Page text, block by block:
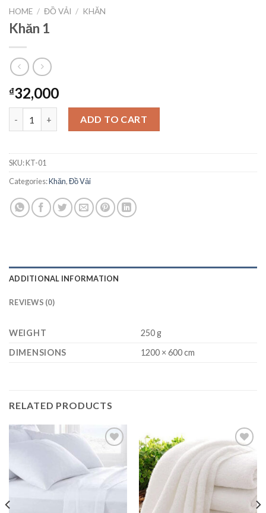
HOME / ĐỒ VẢI / KHĂN
Khăn 1
₫32,000
ADD TO CART
SKU:KT-01
Categories:Khăn,Đồ Vải
ADDITIONAL INFORMATION
REVIEWS (0)
WEIGHT
250 g
DIMENSIONS
1200 × 600 cm
RELATED PRODUCTS
Thêm
yêu
thích
Thêm